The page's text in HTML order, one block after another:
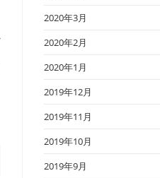
2020年3月
2020年2月
2020年1月
2019年12月
2019年11月
2019年10月
2019年9月